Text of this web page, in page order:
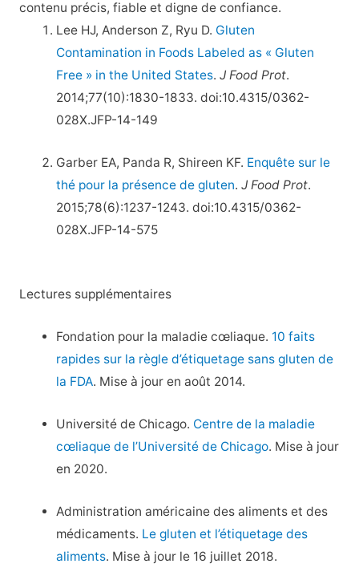
contenu précis, fiable et digne de confiance.
Lee HJ, Anderson Z, Ryu D. Gluten
Contamination in Foods Labeled as « Gluten
Free » in the United States.J Food Prot.
2014;77(10):1830-1833. doi:10.4315/0362-
028X.JFP-14-149
Garber EA, Panda R, Shireen KF. Enquête sur le
thé pour la présence de gluten.J Food Prot.
2015;78(6):1237-1243. doi:10.4315/0362-
028X.JFP-14-575
Lectures supplémentaires
Fondation pour la maladie cœliaque. 10 faits
rapides sur la règle d’étiquetage sans gluten de
la FDA. Mise à jour en août 2014.
Université de Chicago. Centre de la maladie
cœliaque de l’Université de Chicago. Mise à jour
en 2020.
Administration américaine des aliments et des
médicaments. Le gluten et l’étiquetage des
aliments. Mise à jour le 16 juillet 2018.